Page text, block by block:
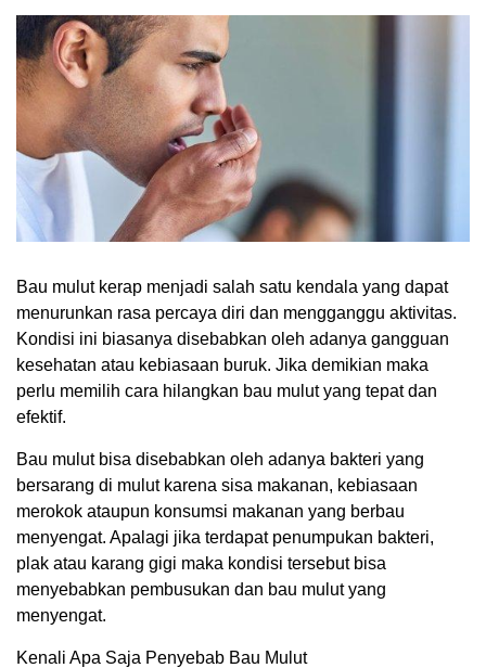
Bau mulut kerap menjadi salah satu kendala yang dapat
menurunkan rasa percaya diri dan mengganggu aktivitas.
Kondisi ini biasanya disebabkan oleh adanya gangguan
kesehatan atau kebiasaan buruk. Jika demikian maka
perlu memilih cara hilangkan bau mulut yang tepat dan
efektif.
Bau mulut bisa disebabkan oleh adanya bakteri yang
bersarang di mulut karena sisa makanan, kebiasaan
merokok ataupun konsumsi makanan yang berbau
menyengat. Apalagi jika terdapat penumpukan bakteri,
plak atau karang gigi maka kondisi tersebut bisa
menyebabkan pembusukan dan bau mulut yang
menyengat.
Kenali Apa Saja Penyebab Bau Mulut